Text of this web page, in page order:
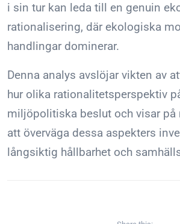
i sin tur kan leda till en genuin
rationalisering, där ekologiska
handlingar dominerar.
Denna analys avslöjar vikten av
hur olika rationalitetsperspektiv
miljöpolitiska beslut och visar på
att överväga dessa aspekters
långsiktig hållbarhet och